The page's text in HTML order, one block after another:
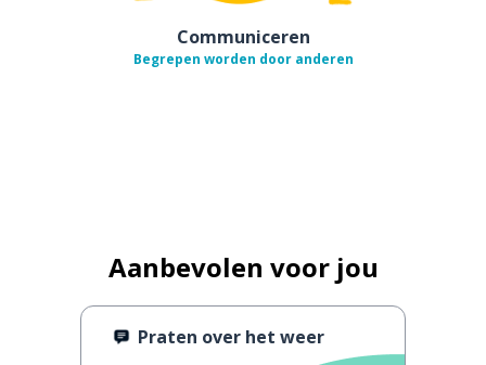
Communiceren
Begrepen worden door anderen
Aanbevolen voor jou
Praten over het weer